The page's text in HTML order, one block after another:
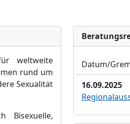
r weltweite
rund um
Sexualität
Bisexuelle,
Datum/
16.09.2025